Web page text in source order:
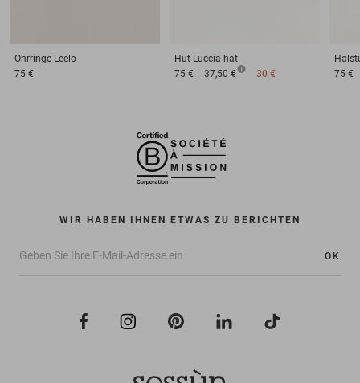
Ohrringe Leelo
75 €
Hut Luccia hat
75 €
37,50 € 30 €
75 €
WIR HABEN IHNEN ETWAS ZU BERICHTEN
OK